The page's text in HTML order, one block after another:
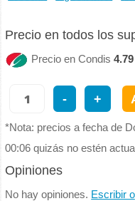
Precio en todos los
Precio en Condis
- +
*Nota: precios a fecha de
00:06 quizás no estén
Opiniones
No hay opiniones. Escribir